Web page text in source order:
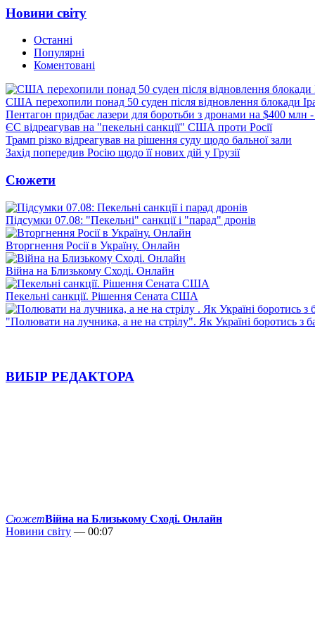
Новини світу
Останні
Популярні
Коментовані
США перехопили понад 50 суден після відновлення блокади
Пентагон придбає лазери для боротьби з дронами на $400 млн
ЄС відреагував на "пекельні санкції" США проти Росії
Трамп різко відреагував на рішення суду щодо бальної зали
Захід попередив Росію щодо її нових дій у Грузії
Сюжети
Підсумки 07.08: "Пекельні" санкції і "парад" дронів
Вторгнення Росії в Україну. Онлайн
Війна на Близькому Сході. Онлайн
Пекельні санкції. Рішення Сената США
"Полювати на лучника, а не на стрілу". Як Україні боротись з
ВИБІР РЕДАКТОРА
СюжетВійна на Близькому Сході. Онлайн
Новини світу — 00:07